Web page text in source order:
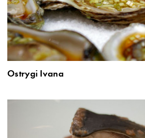
Ostrygi Ivana